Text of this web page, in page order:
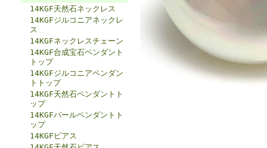
14KGF天然石ネックレス
14KGFジルコニアネックレ
ス
14KGFネックレスチェーン
14KGF合成宝石ペンダント
トップ
14KGFジルコニアペンダン
トトップ
14KGF天然石ペンダントト
ップ
14KGFパールペンダントト
ップ
14KGFピアス